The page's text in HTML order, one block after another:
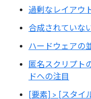
過剰なレイアウ
合成されていな
ハードウェアの
匿名スクリプト
ドへの注目
[要素] > [スタイ